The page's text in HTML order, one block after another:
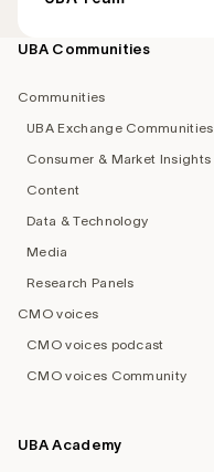
Footer
UBA Communities
Communities
UBA Exchange Communities
Consumer & Market Insights
Content
Data & Technology
Media
Research Panels
CMO voices
CMO voices podcast
CMO voices Community
UBA Academy